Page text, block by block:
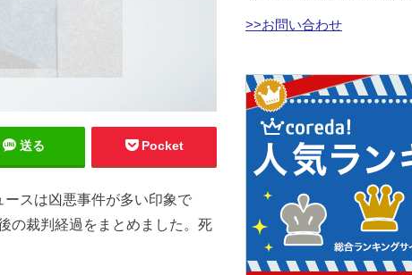
送る Pocket
スは凶悪事件が多い印象で
の裁判経過をまとめました。死
>>お問い合わせ